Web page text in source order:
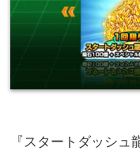
『スタートダッシ